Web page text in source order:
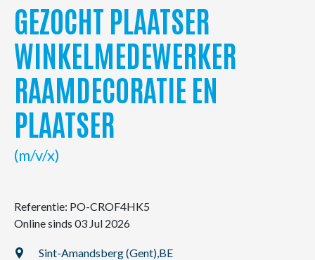
Kantoren
My AGO
Contact
NL FR
GEZOCHT PLAATSER
WINKELMEDEWERKER
RAAMDECORATIE EN
PLAATSER
(m/v/x)
Referentie: PO-CROF4HK5
Online sinds 03 Jul 2026
Sint-Amandsberg (Gent),BE